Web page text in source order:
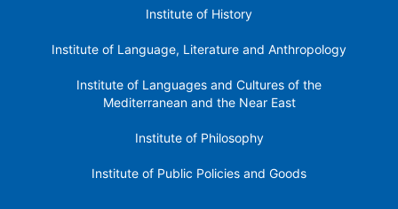
Institute of History
Institute of Language, Literature and Anthropology
Institute of Languages ​​and Cultures of the
Mediterranean and the Near East
Institute of Philosophy
Institute of Public Policies and Goods